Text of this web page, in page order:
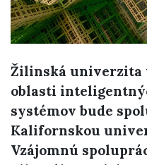
Žilinská univerzita
oblasti
systémov bude
Kalifornskou
Vzájomnú